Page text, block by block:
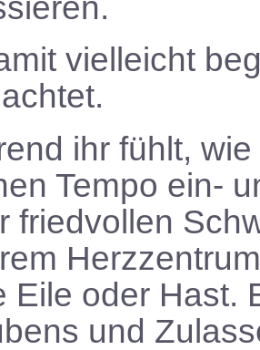
vielleicht
ihr fühlt,
Tempo ein-
friedvollen
Eile oder Hast.
und